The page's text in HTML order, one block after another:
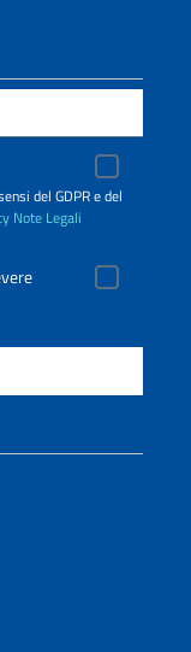
del GDPR e del
Note Legali